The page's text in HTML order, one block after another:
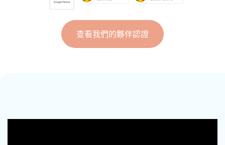
查看我們的夥伴認證